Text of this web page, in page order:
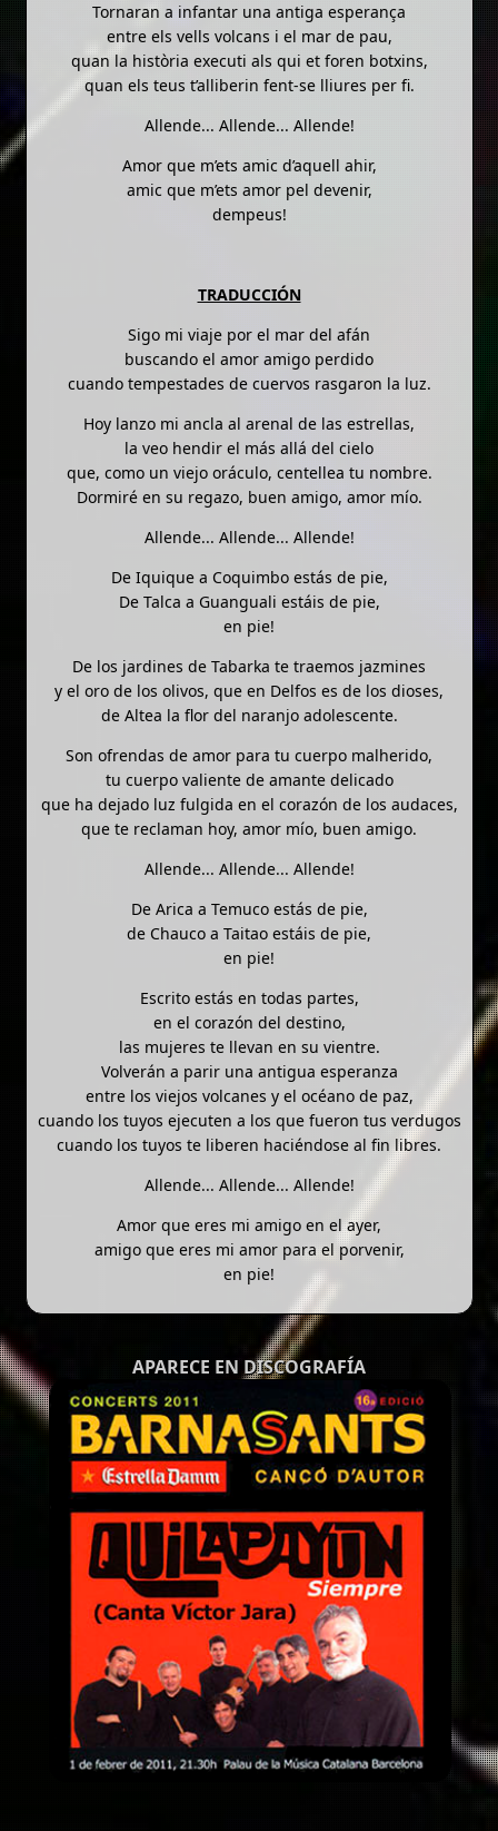
Tornaran a infantar una antiga esperança
entre els vells volcans i el mar de pau,
quan la història executi als qui et foren botxins,
quan els teus t’alliberin fent-se lliures per fi.
Allende... Allende... Allende!
Amor que m’ets amic d’aquell ahir,
amic que m’ets amor pel devenir,
dempeus!
TRADUCCIÓN
Sigo mi viaje por el mar del afán
buscando el amor amigo perdido
cuando tempestades de cuervos rasgaron la luz.
Hoy lanzo mi ancla al arenal de las estrellas,
la veo hendir el más allá del cielo
que, como un viejo oráculo, centellea tu nombre.
Dormiré en su regazo, buen amigo, amor mío.
Allende... Allende... Allende!
De Iquique a Coquimbo estás de pie,
De Talca a Guanguali estáis de pie,
en pie!
De los jardines de Tabarka te traemos jazmines
y el oro de los olivos, que en Delfos es de los dioses,
de Altea la flor del naranjo adolescente.
Son ofrendas de amor para tu cuerpo malherido,
tu cuerpo valiente de amante delicado
que ha dejado luz fulgida en el corazón de los audaces,
que te reclaman hoy, amor mío, buen amigo.
Allende... Allende... Allende!
De Arica a Temuco estás de pie,
de Chauco a Taitao estáis de pie,
en pie!
Escrito estás en todas partes,
en el corazón del destino,
las mujeres te llevan en su vientre.
Volverán a parir una antigua esperanza
entre los viejos volcanes y el océano de paz,
cuando los tuyos ejecuten a los que fueron tus verdugos
cuando los tuyos te liberen haciéndose al fin libres.
Allende... Allende... Allende!
Amor que eres mi amigo en el ayer,
amigo que eres mi amor para el porvenir,
en pie!
APARECE EN DISCOGRAFÍA